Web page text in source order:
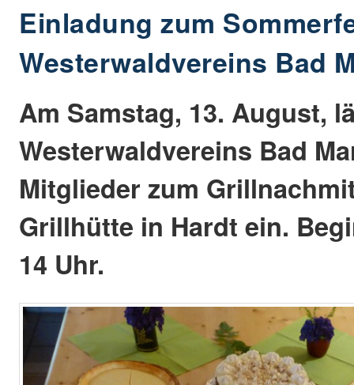
Einladung zum
Westerwaldvereins Bad
Am Samstag, 13. August,
Westerwaldvereins Bad
Mitglieder zum
Grillhütte in Hardt ein.
14 Uhr.